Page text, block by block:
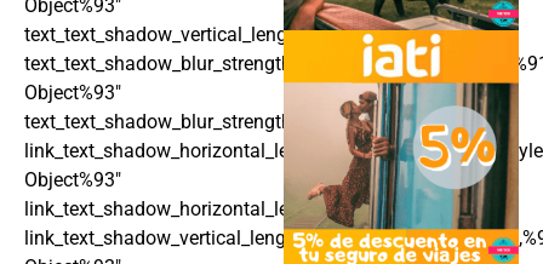
Object%93″
text_text_shadow_vertical_length_tablet=»0px»
Object%93″
text_text_shadow_blur_strength_tablet=»1px»
Object%93″
link_text_shadow_horizontal_length_tablet=»0px»